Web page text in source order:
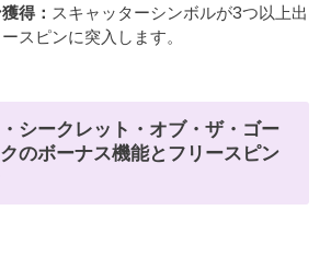
得： スキャッターシンボルが3つ以上出
スピンに突入します。
シークレット・オブ・ザ・ゴー
のボーナス機能とフリースピン